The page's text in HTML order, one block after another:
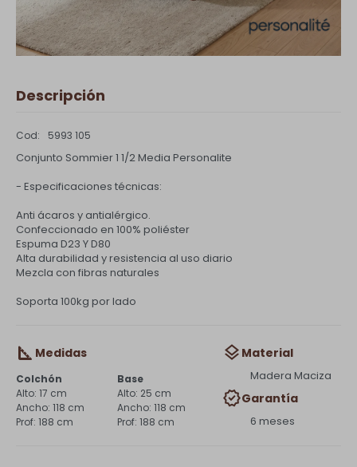
Descripción
5993 105
Conjunto Sommier 1 1/2 Media Personalite
- Especificaciones técnicas:
Anti ácaros y antialérgico.
Confeccionado en 100% poliéster
Espuma D23 Y D80
Alta durabilidad y resistencia al uso diario
Mezcla con fibras naturales
Soporta 100kg por lado
Medidas
Colchón
17 cm
118 cm
188 cm
Base
25 cm
118 cm
188 cm
Material
Madera Maciza
Garantía
6 meses